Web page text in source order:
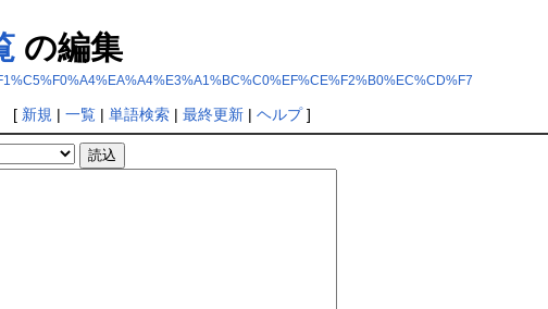
の編集
[ 新規 | 一覧| 単語検索| 最終更新| ヘルプ]